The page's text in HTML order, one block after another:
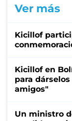
Ver más
Kicillof
Kicillof en
para
amigos"
Un ministro